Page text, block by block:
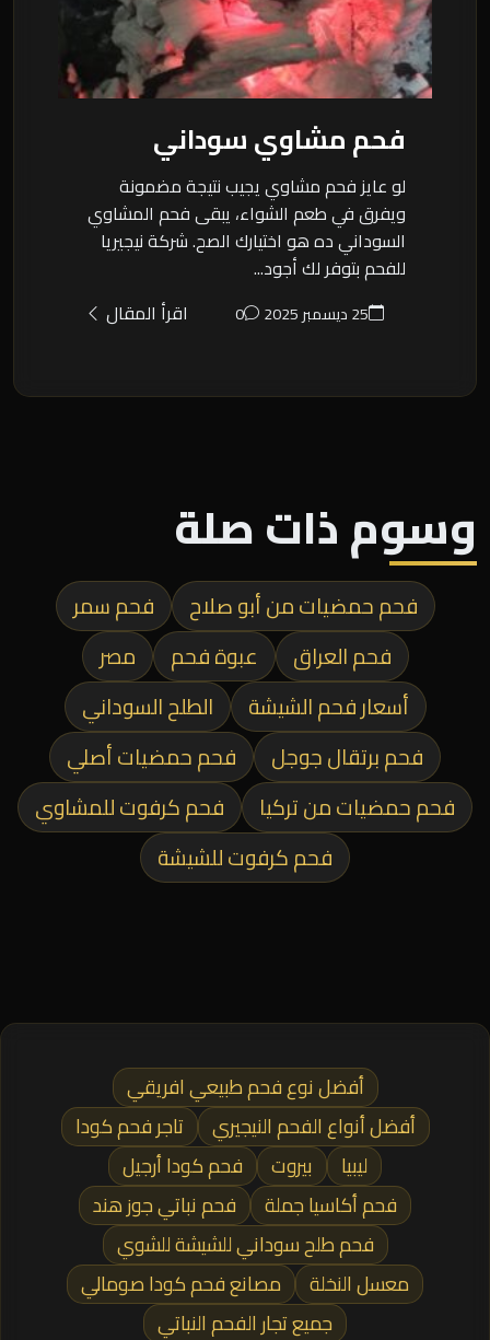
فحم مشاوي سوداني
لو عايز فحم مشاوي يجيب نتيجة مضمونة
ويفرق في طعم الشواء، يبقى فحم المشاوي
السوداني ده هو اختيارك الصح. شركة نيجيريا
للفحم بتوفر لك أجود...
25 ديسمبر 2025 0 اقرأ المقال
وسوم ذات صلة
فحم حمضيات من أبو صلاح
فحم سمر
فحم العراق
عبوة فحم
مصر
أسعار فحم الشيشة
الطلح السوداني
فحم برتقال جوجل
فحم حمضيات أصلي
فحم حمضيات من تركيا
فحم كرفوت للمشاوي
فحم كرفوت للشيشة
أفضل نوع فحم طبيعي افريقي
أفضل أنواع الفحم النيجيري
تاجر فحم كودا
ليبيا
بيروت
فحم كودا أرجيل
فحم أكاسيا جملة
فحم نباتي جوز هند
فحم طلح سوداني للشيشة للشوي
معسل النخلة
مصانع فحم كودا صومالي
جميع تجار الفحم النباتي